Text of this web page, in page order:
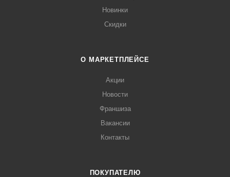
Новинки
Скидки
О МАРКЕТПЛЕЙСЕ
Акции
Новости
Франшиза
Вакансии
Контакты
ПОКУПАТЕЛЮ